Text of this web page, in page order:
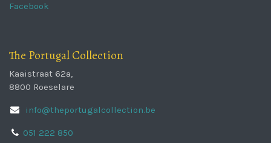
Facebook
The Portugal Collection
Kaaistraat 62a,
8800 Roeselare
info@theportugalcollection.be
051 222 850